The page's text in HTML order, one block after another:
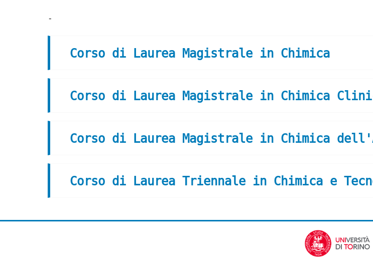
-
Corso di Laurea Magistrale in Chimica
Corso di Laurea Magistrale in Chimica
Corso di Laurea Magistrale in Chimica
Corso di Laurea Triennale in Chimica e